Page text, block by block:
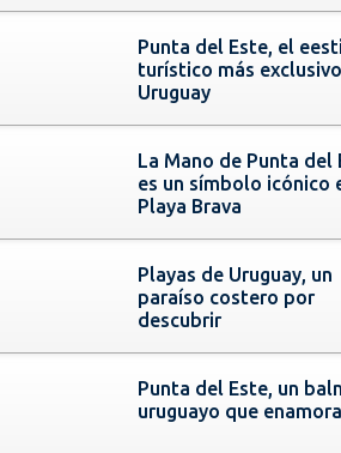
Punta del Este, el
turístico más
Uruguay
La Mano de Punta del
es un símbolo icónico
Playa Brava
Playas de Uruguay, un
paraíso costero por
descubrir
Punta del Este, un
uruguayo que enamora